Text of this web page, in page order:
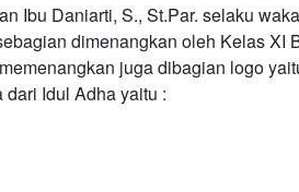
Ibu Daniarti, S., St.Par. selaku
dimenangkan oleh Kelas XI
juga dibagian logo
Idul Adha yaitu :